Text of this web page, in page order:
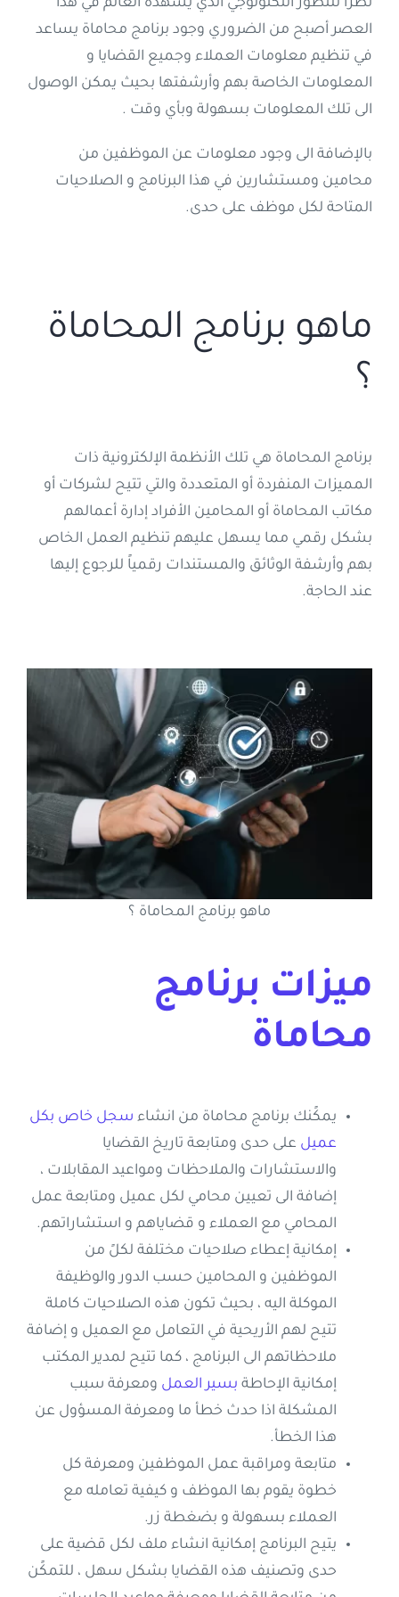
إتصل بنا
العربية
نظراً للتطور التكنولوجي الذي يشهده العالم في هذا
العصر أصبح من الضروري وجود برنامج محاماة يساعد
في تنظيم معلومات العملاء وجميع القضايا و
المعلومات الخاصة بهم وأرشفتها بحيث يمكن الوصول
الى تلك المعلومات بسهولة وبأي وقت .
بالإضافة الى وجود معلومات عن الموظفين من
محامين ومستشارين في هذا البرنامج و الصلاحيات
المتاحة لكل موظف على حدى.
ماهو برنامج المحاماة
؟
برنامج المحاماة هي تلك الأنظمة الإلكترونية ذات
المميزات المنفردة أو المتعددة والتي تتيح لشركات أو
مكاتب المحاماة أو المحامين الأفراد إدارة أعمالهم
بشكل رقمي مما يسهل عليهم تنظيم العمل الخاص
بهم وأرشفة الوثائق والمستندات رقمياً للرجوع إليها
عند الحاجة.
ماهو برنامج المحاماة ؟
ميزات برنامج
محاماة
يمكًنك برنامج محاماة من انشاء سجل خاص بكل
عميل على حدى ومتابعة تاريخ القضايا
والاستشارات والملاحظات ومواعيد المقابلات ،
إضافة الى تعيين محامي لكل عميل ومتابعة عمل
المحامي مع العملاء و قضاياهم و استشاراتهم.
إمكانية إعطاء صلاحيات مختلفة لكلً من
الموظفين و المحامين حسب الدور والوظيفة
الموكلة اليه ، بحيث تكون هذه الصلاحيات كاملة
تتيح لهم الأريحية في التعامل مع العميل و إضافة
ملاحظاتهم الى البرنامج ، كما تتيح لمدير المكتب
إمكانية الإحاطة بسير العمل ومعرفة سبب
المشكلة اذا حدث خطأ ما ومعرفة المسؤول عن
هذا الخطأ.
متابعة ومراقبة عمل الموظفين ومعرفة كل
خطوة يقوم بها الموظف و كيفية تعامله مع
العملاء بسهولة و بضغطة زر.
يتيح البرنامج إمكانية انشاء ملف لكل قضية على
حدى وتصنيف هذه القضايا بشكل سهل ، للتمكًن